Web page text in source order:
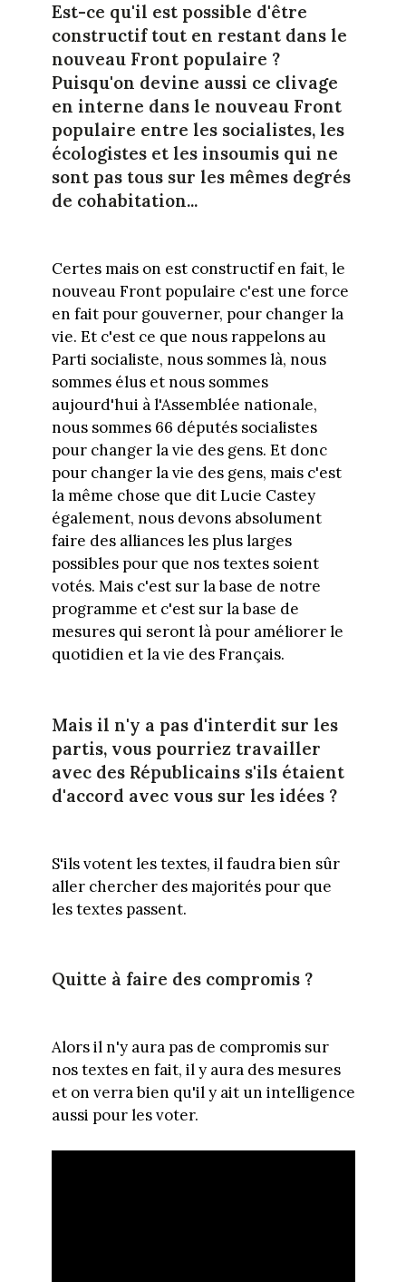
Est-ce qu'il est possible d'être
constructif tout en restant dans le
nouveau Front populaire ?
Puisqu'on devine aussi ce clivage
en interne dans le nouveau Front
populaire entre les socialistes, les
écologistes et les insoumis qui ne
sont pas tous sur les mêmes degrés
de cohabitation...
Certes mais on est constructif en fait, le
nouveau Front populaire c'est une force
en fait pour gouverner, pour changer la
vie. Et c'est ce que nous rappelons au
Parti socialiste, nous sommes là, nous
sommes élus et nous sommes
aujourd'hui à l'Assemblée nationale,
nous sommes 66 députés socialistes
pour changer la vie des gens. Et donc
pour changer la vie des gens, mais c'est
la même chose que dit Lucie Castey
également, nous devons absolument
faire des alliances les plus larges
possibles pour que nos textes soient
votés. Mais c'est sur la base de notre
programme et c'est sur la base de
mesures qui seront là pour améliorer le
quotidien et la vie des Français.
Mais il n'y a pas d'interdit sur les
partis, vous pourriez travailler
avec des Républicains s'ils étaient
d'accord avec vous sur les idées ?
S'ils votent les textes, il faudra bien sûr
aller chercher des majorités pour que
les textes passent.
Quitte à faire des compromis ?
Alors il n'y aura pas de compromis sur
nos textes en fait, il y aura des mesures
et on verra bien qu'il y ait un intelligence
aussi pour les voter.